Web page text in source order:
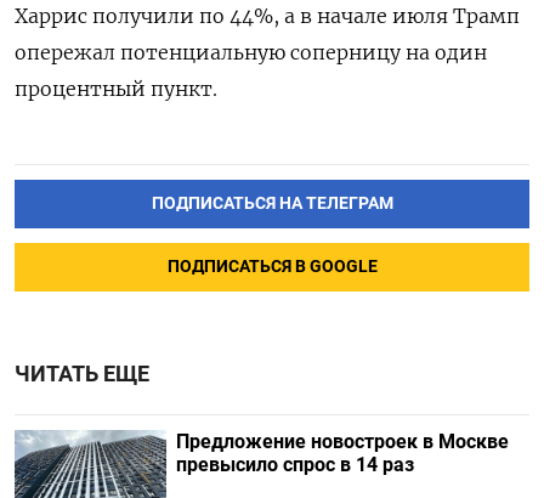
Харрис получили по 44%, а в начале июля Трамп
опережал потенциальную соперницу на один
процентный пункт.
ПОДПИСАТЬСЯ НА ТЕЛЕГРАМ
ПОДПИСАТЬСЯ В GOOGLE
ЧИТАТЬ ЕЩЕ
Предложение новостроек в Москве
превысило спрос в 14 раз